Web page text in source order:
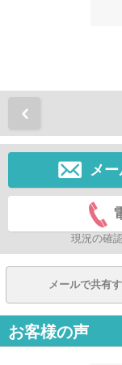
メ
現況の確
メールで共有
お客様の声